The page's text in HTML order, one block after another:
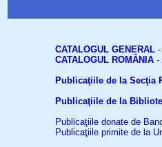
CATALOGUL GENERAL -
CATALOGUL ROMÂNIA -
Publicaţiile de la Secţia
Publicaţiile de la
Publicaţiile donate de
Publicaţiile primite de la